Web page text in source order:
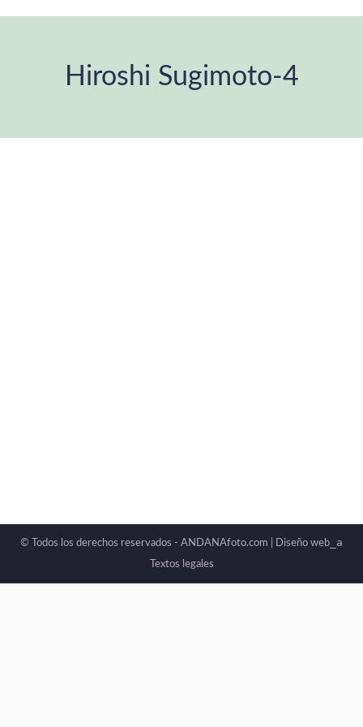
Hiroshi Sugimoto-4
© Todos los derechos reservados - ANDANAfoto.com | Diseño web _a
Textos legales